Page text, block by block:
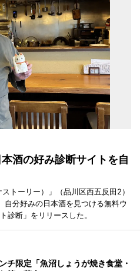
酒の好み診断サイトを自
トーリー）」（品川区西五反田2）
自分好みの日本酒を見つける無料ウ
診断」をリリースした。
チ限定「魚沼しょうが焼き食堂・